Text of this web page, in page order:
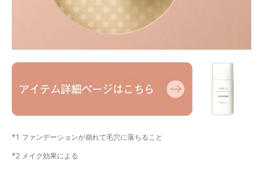
*1 ファンデーションが崩れて毛穴に落ちること
*2 メイク効果による